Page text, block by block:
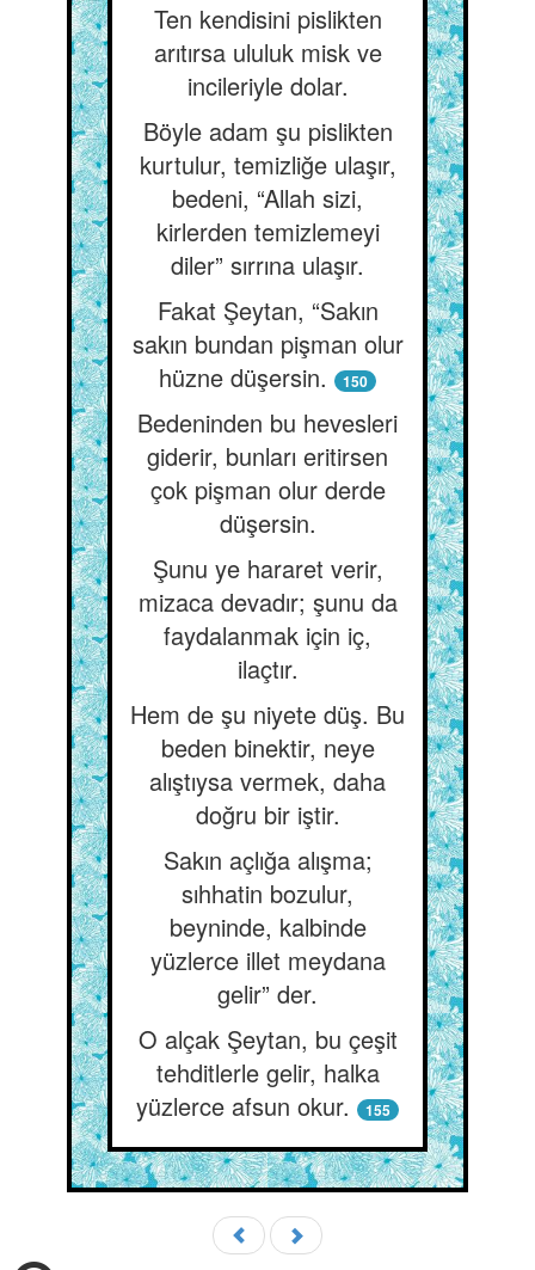
Ten kendisini pislikten
arıtırsa ululuk misk ve
incileriyle dolar.
Böyle adam şu pislikten
kurtulur, temizliğe ulaşır,
bedeni, “Allah sizi,
kirlerden temizlemeyi
diler” sırrına ulaşır.
Fakat Şeytan, “Sakın
sakın bundan pişman olur
hüzne düşersin.
150
Bedeninden bu hevesleri
giderir, bunları eritirsen
çok pişman olur derde
düşersin.
Şunu ye hararet verir,
mizaca devadır; şunu da
faydalanmak için iç,
ilaçtır.
Hem de şu niyete düş. Bu
beden binektir, neye
alıştıysa vermek, daha
doğru bir iştir.
Sakın açlığa alışma;
sıhhatin bozulur,
beyninde, kalbinde
yüzlerce illet meydana
gelir” der.
O alçak Şeytan, bu çeşit
tehditlerle gelir, halka
yüzlerce afsun okur.
155